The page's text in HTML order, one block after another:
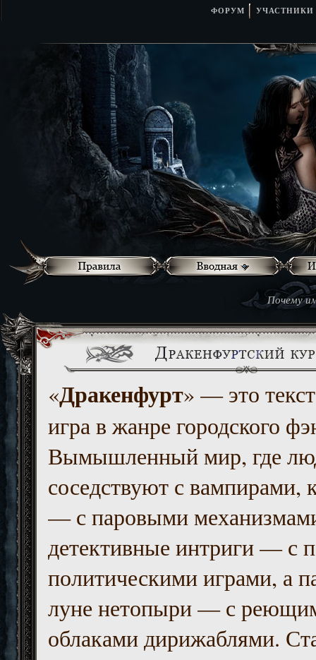
ФОРУМ УЧАСТНИКИ
Почему
«Дракенфурт» — это
игра в жанре городского
Вымышленный мир, где
соседствуют с вампирами,
— с паровыми
детективные интриги — с
политическими играми, а
луне нетопыри — с
облаками дирижаблями.